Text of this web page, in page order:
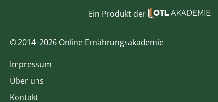
Ein Produkt der
© 2014–2026 Online Ernährungsakademie
Impressum
Über uns
Kontakt